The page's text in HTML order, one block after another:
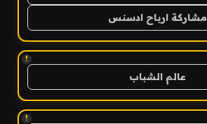
مشاركة ارباح ادسنس
!
عالم الشباب
!